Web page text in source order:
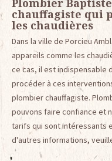
chauffagiste qui
les chaudières
Dans la ville de Porcieu
appareils comme les
ce cas, il est indispensable
procéder à ces
plombier chauffagiste.
pouvons faire confiance et
tarifs qui sont intéressants
d'autres informations,